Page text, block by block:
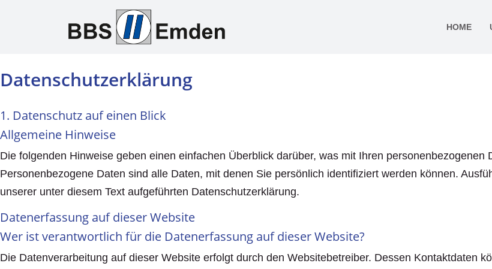
HOME
Datenschutzerklärung
1. Datenschutz auf einen Blick
Allgemeine Hinweise
Die folgenden Hinweise geben einen einfachen Überblick darüber, was mit Ihren
Personenbezogene Daten sind alle Daten, mit denen Sie persönlich identifiziert werden können.
unserer unter diesem Text aufgeführten Datenschutzerklärung.
Datenerfassung auf dieser Website
Wer ist verantwortlich für die Datenerfassung auf dieser Website?
Die Datenverarbeitung auf dieser Website erfolgt durch den Websitebetreiber. Dessen Kontaktdaten